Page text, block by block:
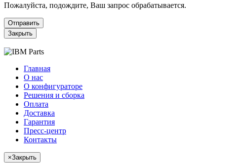
Пожалуйста, подождите, Ваш запрос обрабатывается.
Отправить
Закрыть
Главная
О нас
О конфигураторе
Решения и сборка
Оплата
Доставка
Гарантия
Пресс-центр
Контакты
×Закрыть